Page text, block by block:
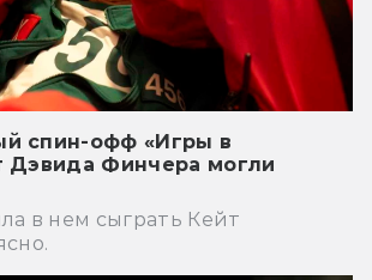
спин-офф «Игры в
Дэвида Финчера могли
в нем сыграть Кейт